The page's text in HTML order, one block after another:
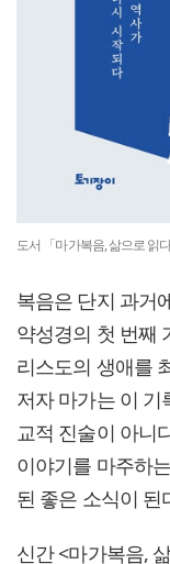
도서 「마가복음, 삶으로 읽다
복음은 단지 과거
약성경의 첫 번째
리스도의 생애를
저자 마가는 이 기
교적 진술이 아니
이야기를 마주하
된 좋은 소식이 된
신간 <마가복음,